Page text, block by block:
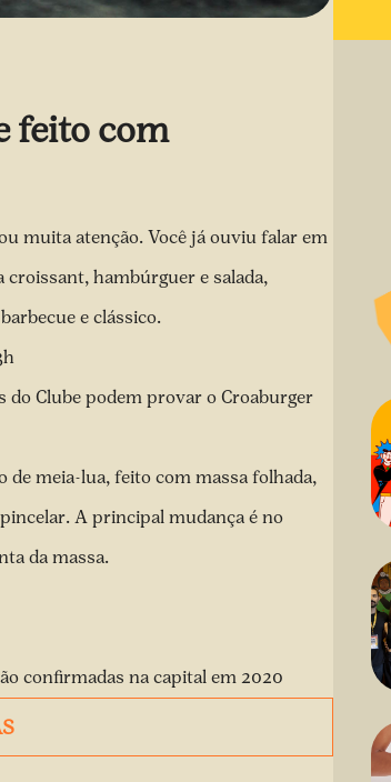
feito com
muita atenção. Você já ouviu falar em
hambúrguer e salada,
e clássico.
do Clube podem provar o Croaburger
meia-lua, feito com massa folhada,
A principal mudança é no
da massa.
confirmadas na capital em 2020